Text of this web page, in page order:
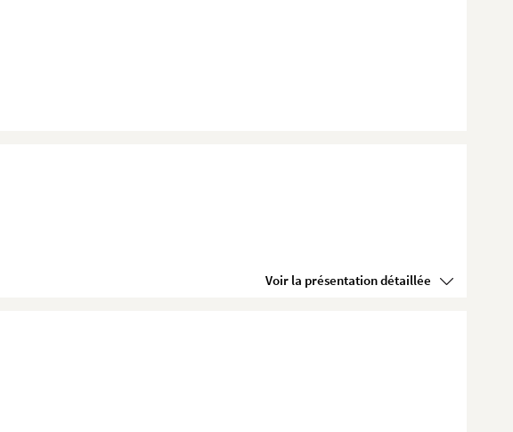
Voir la présentation détaillée